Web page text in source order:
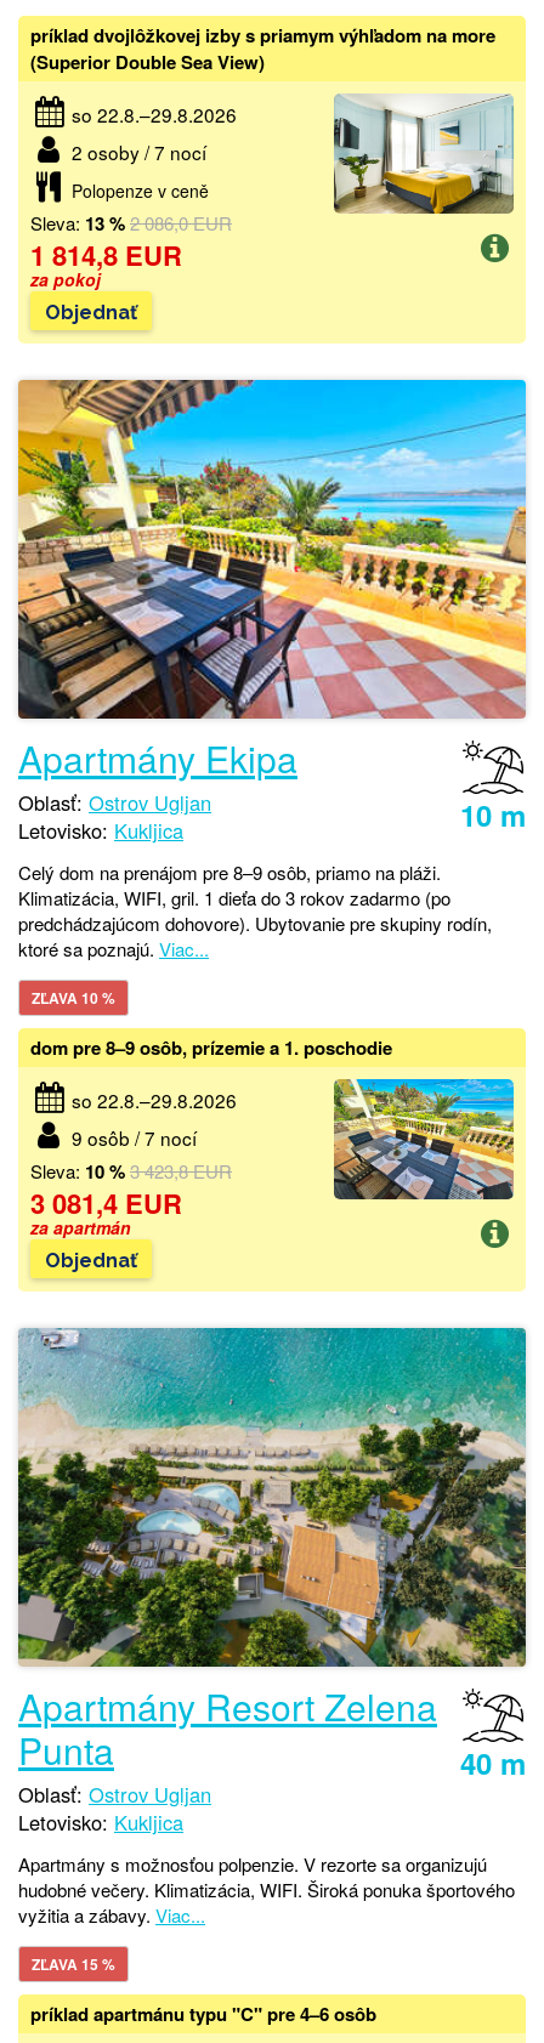
príklad dvojlôžkovej izby s priamym výhľadom na more
(Superior Double Sea View)
so 22.8.–29.8.2026
2 osoby / 7 nocí
Polopenze v ceně
Sleva: 13 %2 086,0 EUR
1 814,8 EUR
za pokoj
Objednať
10 m
Apartmány Ekipa
Oblasť: Ostrov Ugljan
Letovisko: Kukljica
Celý dom na prenájom pre 8–9 osôb, priamo na pláži.
Klimatizácia, WIFI, gril. 1 dieťa do 3 rokov zadarmo (po
predchádzajúcom dohovore). Ubytovanie pre skupiny rodín,
ktoré sa poznajú. Viac...
ZĽAVA 10 %
dom pre 8–9 osôb, prízemie a 1. poschodie
so 22.8.–29.8.2026
9 osôb / 7 nocí
Sleva: 10 %3 423,8 EUR
3 081,4 EUR
za apartmán
Objednať
40 m
Apartmány Resort Zelena
Punta
Oblasť: Ostrov Ugljan
Letovisko: Kukljica
Apartmány s možnosťou polpenzie. V rezorte sa organizujú
hudobné večery. Klimatizácia, WIFI. Široká ponuka športového
vyžitia a zábavy. Viac...
ZĽAVA 15 %
príklad apartmánu typu "C" pre 4–6 osôb